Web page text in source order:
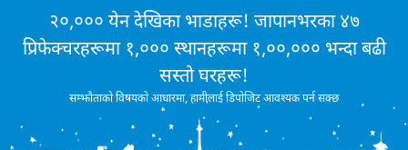
२०,००० येन देखिका भाडाहरू! जापानभरका ४७
प्रिफेक्चरहरूमा १,००० स्थानहरूमा १,००,००० भन्दा बढी
सस्तो घरहरू!
सम्झौताको विषयको आधारमा, हामीलाई डिपोजिट आवश्यक पर्न सक्छ